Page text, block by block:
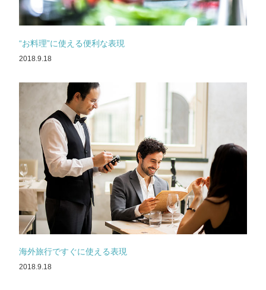
“お料理”に使える便利な表現
2018.9.18
海外旅行ですぐに使える表現
2018.9.18